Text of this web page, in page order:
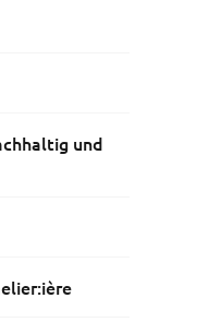
und